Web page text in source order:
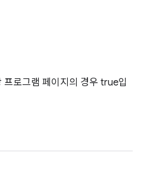
프로그램 페이지의 경우 true입